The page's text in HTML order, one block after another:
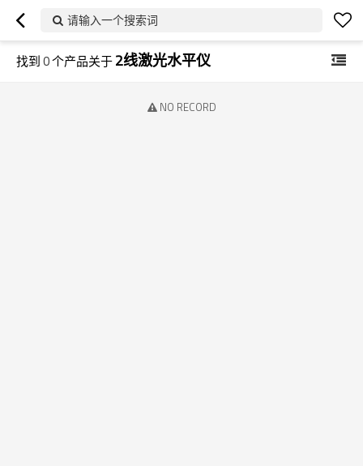
请输入一个搜索词
找到0个产品关于2线激光水平仪
NO RECORD